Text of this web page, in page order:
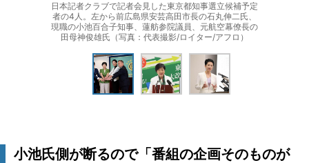
日本記者クラブで記者会見した東京都知事選立候補予定
者の4人。左から前広島県安芸高田市長の石丸伸二氏、
現職の小池百合子知事、蓮舫参院議員、元航空幕僚長の
田母神俊雄氏（写真：代表撮影/ロイター/アフロ）
小池氏側が断るので「番組の企画そのものが